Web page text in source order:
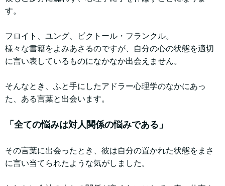
す。
フロイト、ユング、ビクトール・フランクル。
様々な書籍をよみあさるのですが、自分の心の状態を適切
に言い表しているものになかなか出会えません。
そんなとき、ふと手にしたアドラー心理学のなかにあっ
た、ある言葉と出会います。
「全ての悩みは対人関係の悩みである」
その言葉に出会ったとき、彼は自分の置かれた状態をまさ
に言い当てられたような気がしました。